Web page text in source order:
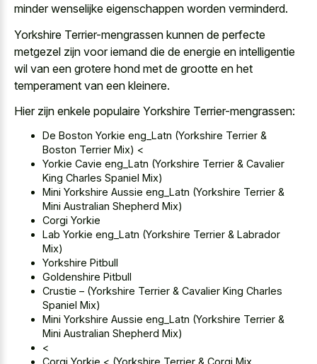
minder wenselijke eigenschappen worden verminderd.
Yorkshire Terrier-mengrassen kunnen de perfecte
metgezel zijn voor iemand die de energie en intelligentie
wil van een grotere hond met de grootte en het
temperament van een kleinere.
Hier zijn enkele populaire Yorkshire Terrier-mengrassen:
De Boston Yorkie eng_Latn (Yorkshire Terrier &
Boston Terrier Mix) <
Yorkie Cavie eng_Latn (Yorkshire Terrier & Cavalier
King Charles Spaniel Mix)
Mini Yorkshire Aussie eng_Latn (Yorkshire Terrier &
Mini Australian Shepherd Mix)
Corgi Yorkie
Lab Yorkie eng_Latn (Yorkshire Terrier & Labrador
Mix)
Yorkshire Pitbull
Goldenshire Pitbull
Crustie – (Yorkshire Terrier & Cavalier King Charles
Spaniel Mix)
Mini Yorkshire Aussie eng_Latn (Yorkshire Terrier &
Mini Australian Shepherd Mix)
<
Corgi Yorkie < (Yorkshire Terrier & Corgi Mix